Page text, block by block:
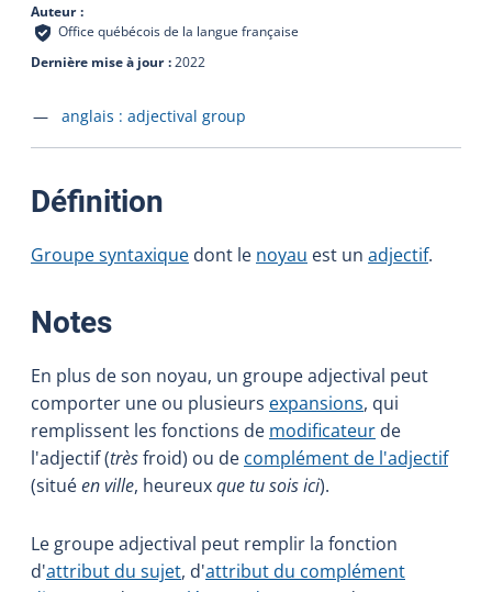
Auteur
Office québécois de la langue française
Dernière mise à jour 2022
Accéder à la fiche en
anglais : adjectival group
Définition
Groupe syntaxique dont le noyau est un adjectif.
Notes:
En plus de son noyau, un groupe adjectival peut
comporter une ou plusieurs expansions, qui
remplissent les fonctions de modificateur de
l'adjectif (trèsfroid) ou de complément de l'adjectif
(situéen ville, heureuxque tu sois ici).
Le groupe adjectival peut remplir la fonction
d'attribut du sujet, d'attribut du complément